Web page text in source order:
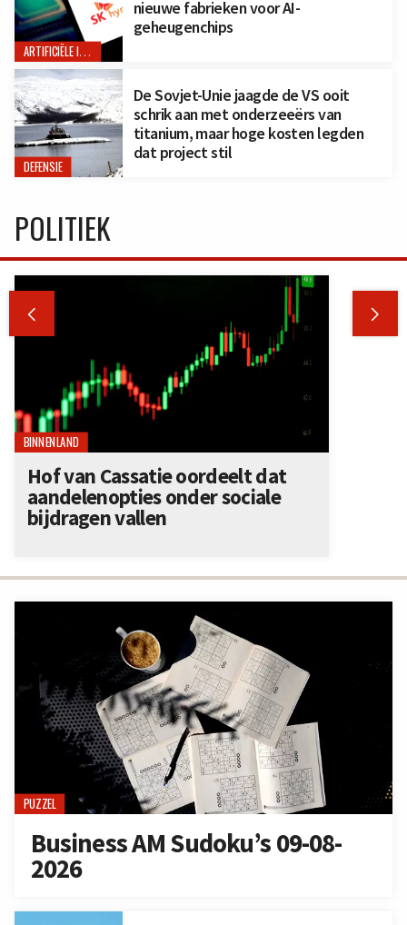
ARTIFICIËLE INTELLIGENTIE
nieuwe fabrieken voor AI-
geheugenchips
DEFENSIE
De Sovjet-Unie jaagde de VS ooit
schrik aan met onderzeeërs van
titanium, maar hoge kosten legden
dat project stil
PUZZEL
Business AM Sudoku’s 09-08-
2026
POLITIEK
 
BINNENLAND
Hof van Cassatie oordeelt dat
aandelenopties onder sociale
bijdragen vallen